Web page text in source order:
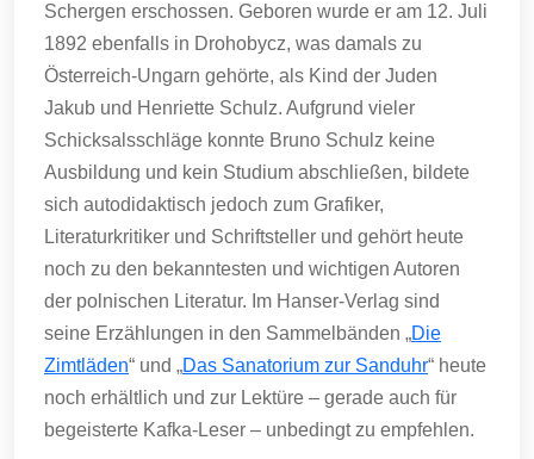
Schergen erschossen. Geboren wurde er am 12. Juli
1892 ebenfalls in Drohobycz, was damals zu
Österreich-Ungarn gehörte, als Kind der Juden
Jakub und Henriette Schulz. Aufgrund vieler
Schicksalsschläge konnte Bruno Schulz keine
Ausbildung und kein Studium abschließen, bildete
sich autodidaktisch jedoch zum Grafiker,
Literaturkritiker und Schriftsteller und gehört heute
noch zu den bekanntesten und wichtigen Autoren
der polnischen Literatur. Im Hanser-Verlag sind
seine Erzählungen in den Sammelbänden „Die
Zimtläden“ und „Das Sanatorium zur Sanduhr“ heute
noch erhältlich und zur Lektüre – gerade auch für
begeisterte Kafka-Leser – unbedingt zu empfehlen.